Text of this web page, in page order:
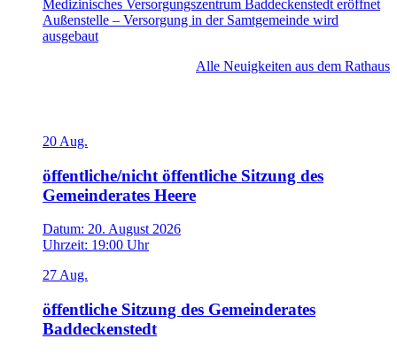
Medizinisches Versorgungszentrum Baddeckenstedt eröffnet
Außenstelle – Versorgung in der Samtgemeinde wird
ausgebaut
Alle Neuigkeiten aus dem Rathaus
20 Aug.
öffentliche/nicht öffentliche Sitzung des
Gemeinderates Heere
Datum: 20. August 2026
Uhrzeit: 19:00 Uhr
27 Aug.
öffentliche Sitzung des Gemeinderates
Baddeckenstedt